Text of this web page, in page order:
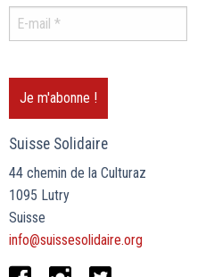
Suisse Solidaire
44 chemin de la Culturaz
1095 Lutry
Suisse
info@suissesolidaire.org